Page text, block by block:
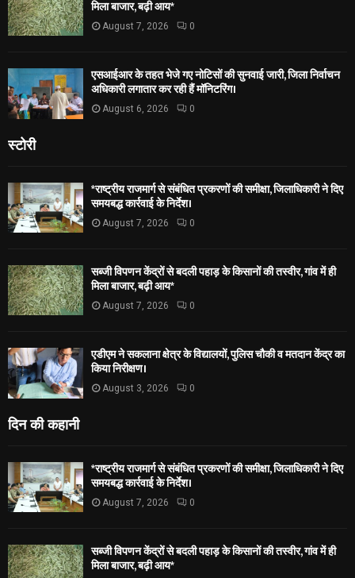
मिला बाजार, बढ़ी आय*
August 7, 2026 0
एसआईआर के तहत भेजे गए नोटिसों की सुनवाई जारी, जिला निर्वाचन
अधिकारी लगातार कर रही हैं मॉनिटरिंग।
August 6, 2026 0
स्टोरी
*राष्ट्रीय राजमार्ग से संबंधित प्रकरणों की समीक्षा, जिलाधिकारी ने दिए
समयबद्ध कार्रवाई के निर्देश।
August 7, 2026 0
सब्जी विपणन केंद्रों से बदली पहाड़ के किसानों की तस्वीर, गांव में ही
मिला बाजार, बढ़ी आय*
August 7, 2026 0
एडीएम ने सकलाना क्षेत्र के विद्यालयों, पुलिस चौकी व मतदान केंद्र का
किया निरीक्षण।
August 3, 2026 0
दिन की कहानी
*राष्ट्रीय राजमार्ग से संबंधित प्रकरणों की समीक्षा, जिलाधिकारी ने दिए
समयबद्ध कार्रवाई के निर्देश।
August 7, 2026 0
सब्जी विपणन केंद्रों से बदली पहाड़ के किसानों की तस्वीर, गांव में ही
मिला बाजार, बढ़ी आय*